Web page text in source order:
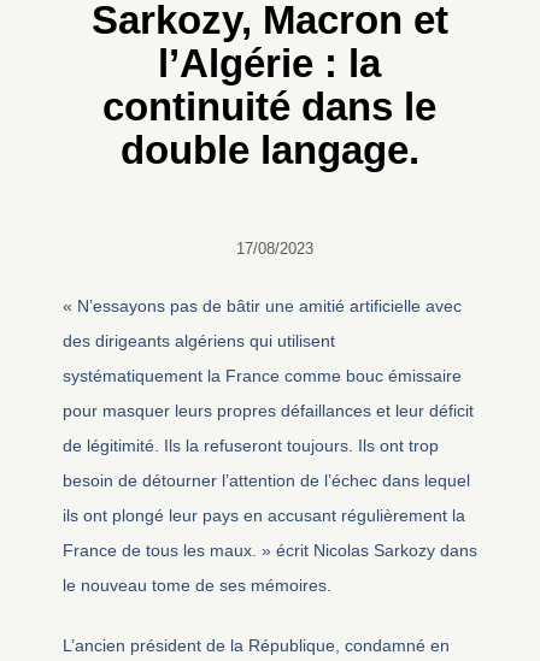
Sarkozy, Macron et
l’Algérie : la
continuité dans le
double langage.
17/08/2023
« N’essayons pas de bâtir une amitié artificielle avec
des dirigeants algériens qui utilisent
systématiquement la France comme bouc émissaire
pour masquer leurs propres défaillances et leur déficit
de légitimité. Ils la refuseront toujours. Ils ont trop
besoin de détourner l’attention de l’échec dans lequel
ils ont plongé leur pays en accusant régulièrement la
France de tous les maux. » écrit Nicolas Sarkozy dans
le nouveau tome de ses mémoires.
L’ancien président de la République, condamné en